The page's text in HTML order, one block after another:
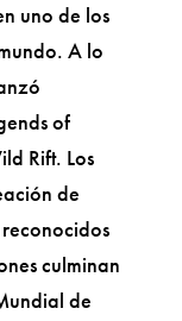
uno de los
A lo
of
Rift. Los
de
reconocidos
culminan
de